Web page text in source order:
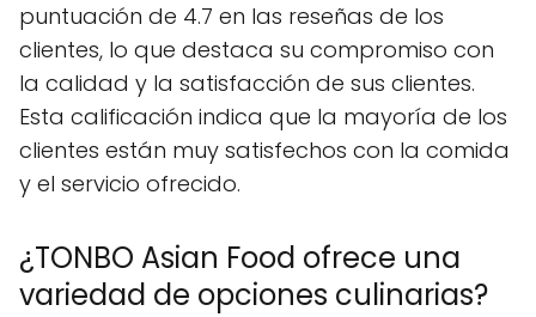
puntuación de 4.7 en las reseñas de los
clientes, lo que destaca su compromiso con
la calidad y la satisfacción de sus clientes.
Esta calificación indica que la mayoría de los
clientes están muy satisfechos con la comida
y el servicio ofrecido.
¿TONBO Asian Food ofrece una
variedad de opciones culinarias?